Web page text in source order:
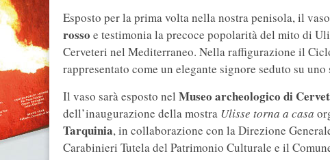
Esposto per la prima volta nella nostra penisola, il
rosso e testimonia la precoce popolarità del mito di
Cerveteri nel Mediterraneo. Nella raffigurazione il
rappresentato come un elegante signore seduto su uno
Il vaso sarà esposto nel Museo archeologico di
dell’inaugurazione della mostra Ulisse torna a casa
Tarquinia, in collaborazione con la Direzione
Carabinieri Tutela del Patrimonio Culturale e il